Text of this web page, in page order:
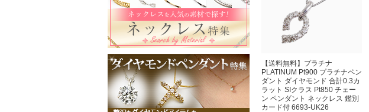
【送料無料】プラチナ
PLATINUM Pt900 プラチナペン
ダント ダイヤモンド 合計0.3カ
ラット SIクラス Pt850 チェー
ン ペンダント ネックレス 鑑別
カード付 6693-UK26